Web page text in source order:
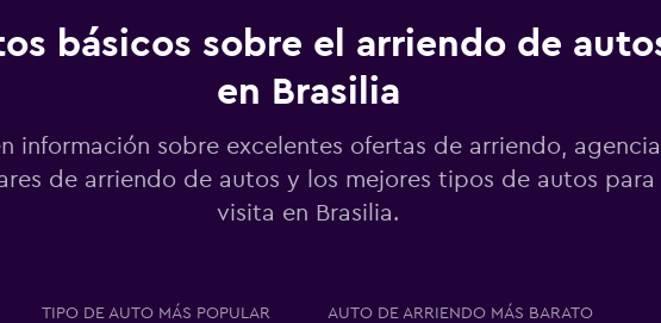
Ver precios
básicos sobre el arriendo de
en Brasilia
información sobre excelentes ofertas de arriendo,
de arriendo de autos y los mejores tipos de autos para
visita en Brasilia.
TIPO DE AUTO MÁS POPULAR AUTO DE ARRIENDO MÁS BARATO